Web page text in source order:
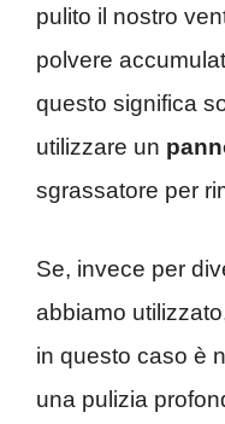
pulito il nostro
polvere
questo significa
utilizzare un
sgrassatore per
Se, invece per
abbiamo
in questo caso è
una pulizia